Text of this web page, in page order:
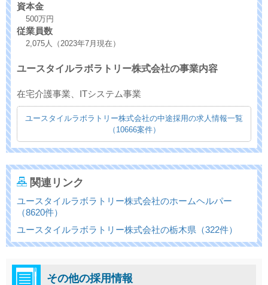
資本金
500万円
従業員数
2,075人（2023年7月現在）
ユースタイルラボラトリー株式会社の事業内容
在宅介護事業、ITシステム事業
ユースタイルラボラトリー株式会社の中途採用の求人情報一覧
（10666案件）
関連リンク
ユースタイルラボラトリー株式会社のホームヘルパー
（8620件）
ユースタイルラボラトリー株式会社の栃木県（322件）
その他の採用情報